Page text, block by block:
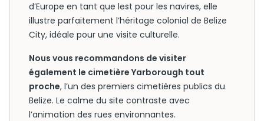
d’Europe en tant que lest pour les navires, elle
illustre parfaitement l’héritage colonial de Belize
City, idéale pour une visite culturelle.
Nous vous recommandons de visiter
également le cimetière Yarborough tout
proche, l’un des premiers cimetières publics du
Belize. Le calme du site contraste avec
l’animation des rues environnantes.